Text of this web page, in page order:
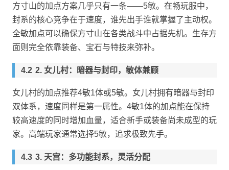
方寸山的加点方案几乎只有一条——5敏。在畅玩服中，
封系的核心竞争在于速度，谁先出手谁就掌握了主动权。
全敏加点可以确保方寸山在各类战斗中占据先机。生存方
面则完全依靠装备、宝石与特技来弥补。
2. 女儿村：暗器与封印，敏体兼顾
女儿村的加点推荐4敏1体或5敏。女儿村拥有暗器与封印
双体系，速度同样是第一属性。4敏1体的加点能在保持
较高速度的同时增加血量，适合新手或装备尚未成型的玩
家。高端玩家通常选择5敏，追求极致先手。
3. 天宫：多功能封系，灵活分配